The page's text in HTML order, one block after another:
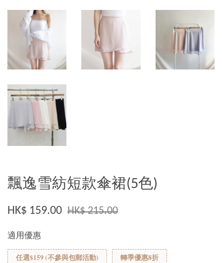
飄逸雪紡短款傘裙(5色)
HK$ 159.00 HK$ 215.00
適用優惠
任選$159 (不參與包郵活動) 轉季優惠8折